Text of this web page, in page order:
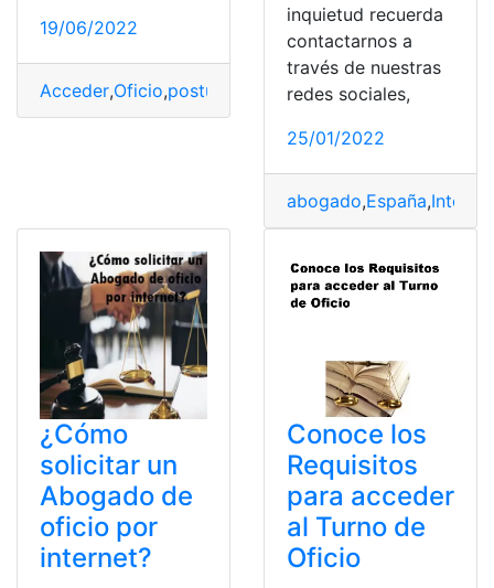
19/06/2022
Acceder,Oficio,postulación tiempo, Turno
inquietud recuerda
contactarnos a
través de nuestras
redes sociales,
25/01/2022
abogado,España,Internet
¿Cómo
solicitar un
Abogado de
oficio por
internet?
Conoce los
Requisitos
para acceder
al Turno de
Oficio